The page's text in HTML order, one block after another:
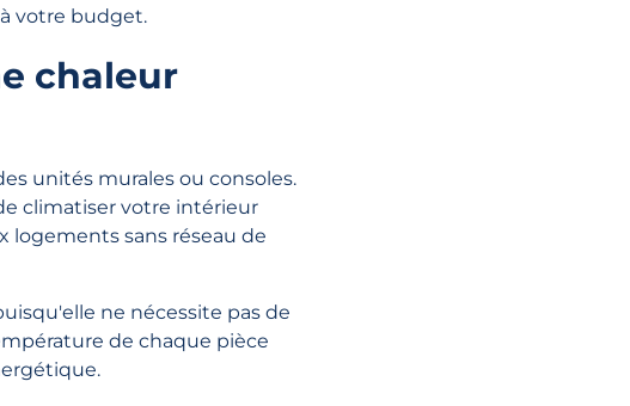
votre budget.
chaleur
unités murales ou consoles.
climatiser votre intérieur
logements sans réseau de
ne nécessite pas de
de chaque pièce